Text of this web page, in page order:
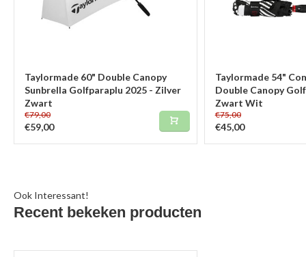
Taylormade 60" Double Canopy
Sunbrella Golfparaplu 2025 - Zilver
Zwart
€79,00
€59,00
Taylormade 54"
Double Canopy
Zwart Wit
€75,00
€45,00
Ook Interessant!
Recent bekeken producten